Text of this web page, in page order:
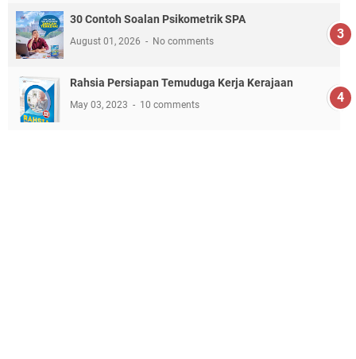
30 Contoh Soalan Psikometrik SPA
August 01, 2026 No comments
Rahsia Persiapan Temuduga Kerja Kerajaan
May 03, 2023 10 comments